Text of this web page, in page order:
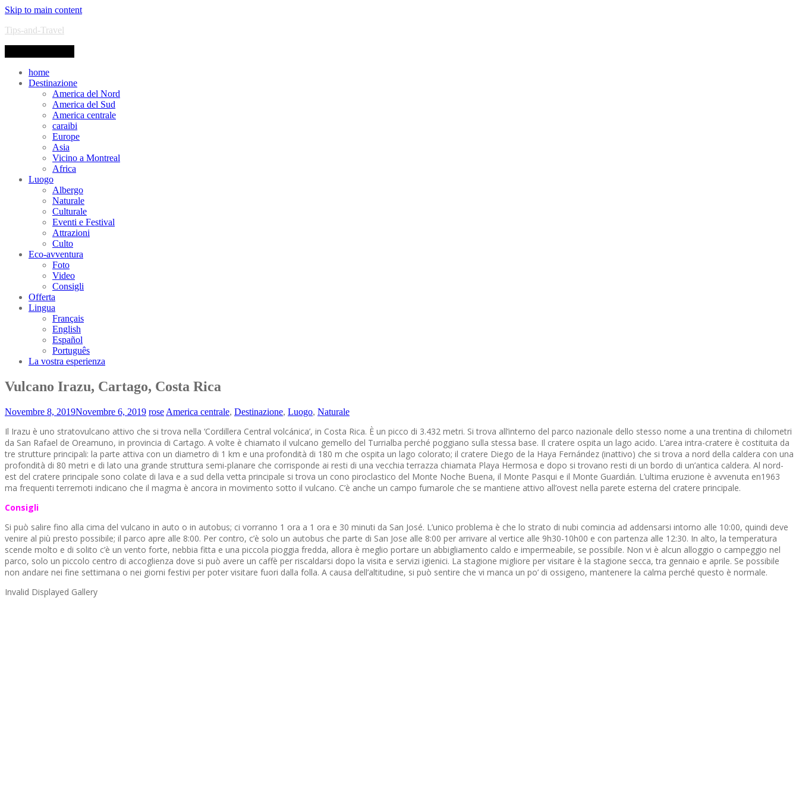
Skip to main content
Tips-and-Travel
home
Destinazione
America del Nord
America del Sud
America centrale
caraibi
Europe
Asia
Vicino a Montreal
Africa
Luogo
Albergo
Naturale
Culturale
Eventi e Festival
Attrazioni
Culto
Eco-avventura
Foto
Video
Consigli
Offerta
Lingua
Français
English
Español
Português
La vostra esperienza
Vulcano Irazu, Cartago, Costa Rica
Novembre 8, 2019Novembre 6, 2019 rose America centrale, Destinazione, Luogo, Naturale
Il Irazu è uno stratovulcano attivo che si trova nella ‘Cordillera Central volcánica’, in Costa Rica. È un picco di 3.432 metri. Si trova all’interno del parco nazionale dello stesso nome a una trentina di chilometri
da San Rafael de Oreamuno, in provincia di Cartago. A volte è chiamato il vulcano gemello del Turrialba perché poggiano sulla stessa base. Il cratere ospita un lago acido. L’area intra-cratere è costituita da
tre strutture principali: la parte attiva con un diametro di 1 km e una profondità di 180 m che ospita un lago colorato; il cratere Diego de la Haya Fernández (inattivo) che si trova a nord della caldera con una
profondità di 80 metri e di lato una grande struttura semi-planare che corrisponde ai resti di una vecchia terrazza chiamata Playa Hermosa e dopo si trovano resti di un bordo di un’antica caldera. Al nord-
est del cratere principale sono colate di lava e a sud della vetta principale si trova un cono piroclastico del Monte Noche Buena, il Monte Pasqui e il Monte Guardián. L’ultima eruzione è avvenuta en1963
ma frequenti terremoti indicano che il magma è ancora in movimento sotto il vulcano. C’è anche un campo fumarole che se mantiene attivo all’ovest nella parete esterna del cratere principale.
Consigli
Si può salire fino alla cima del vulcano in auto o in autobus; ci vorranno 1 ora a 1 ora e 30 minuti da San José. L’unico problema è che lo strato di nubi comincia ad addensarsi intorno alle 10:00, quindi deve
venire al più presto possibile; il parco apre alle 8:00. Per contro, c’è solo un autobus che parte di San Jose alle 8:00 per arrivare al vertice alle 9h30-10h00 e con partenza alle 12:30. In alto, la temperatura
scende molto e di solito c’è un vento forte, nebbia fitta e una piccola pioggia fredda, allora è meglio portare un abbigliamento caldo e impermeabile, se possibile. Non vi è alcun alloggio o campeggio nel
parco, solo un piccolo centro di accoglienza dove si può avere un caffè per riscaldarsi dopo la visita e servizi igienici. La stagione migliore per visitare è la stagione secca, tra gennaio e aprile. Se possibile
non andare nei fine settimana o nei giorni festivi per poter visitare fuori dalla folla. A causa dell’altitudine, si può sentire che vi manca un po’ di ossigeno, mantenere la calma perché questo è normale.
Invalid Displayed Gallery